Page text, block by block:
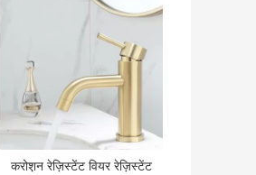
करोश़न रेज़िस्टेंट वियर रेज़िस्टेंट